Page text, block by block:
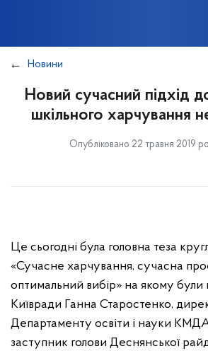
Новини
Новий сучасний підхід до
шкільного харчування
Опубліковано 22 травня 2019
Це сьогодні була головна теза
«Сучасне харчування, сучасна
оптимальний вибір» на якому були
Київради Ганна Старостенко,
Департаменту освіти і науки
заступник голови Деснянської